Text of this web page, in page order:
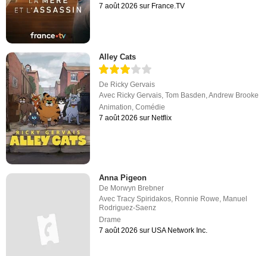
7 août 2026 sur France.TV
Alley Cats
De Ricky Gervais
Avec Ricky Gervais,Tom Basden,Andrew Brooke
Animation,Comédie
7 août 2026 sur Netflix
Anna Pigeon
De Morwyn Brebner
AvecTracy Spiridakos, Ronnie Rowe, Manuel
Rodriguez-Saenz
Drame
7 août 2026 sur USA Network Inc.